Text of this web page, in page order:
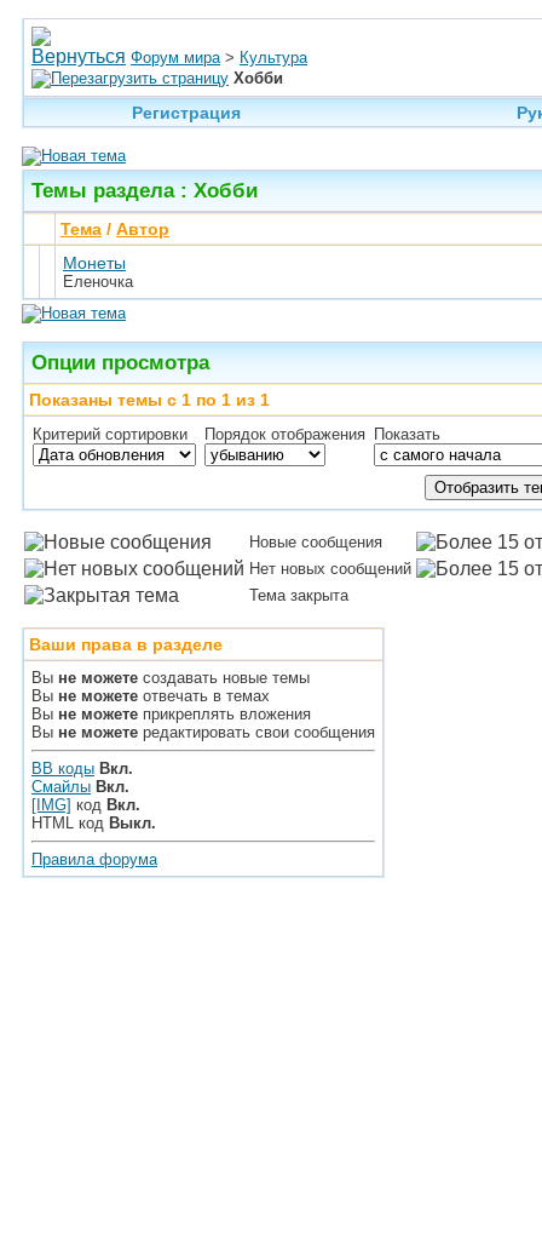
Форум мира > Культура
Хобби
Регистрация
Темы раздела: Хобби
Тема / Автор
Монеты
Еленочка
Опции просмотра
Показаны темы с 1 по 1 из 1
Критерий сортировки Порядок отображения Показать
Новые сообщения
Нет новых сообщений
Тема закрыта
Ваши права в разделе
Вы не можете создавать новые темы
Вы не можете отвечать в темах
Вы не можете прикреплять вложения
Вы не можете редактировать свои сообщения
BB коды Вкл.
Смайлы Вкл.
[IMG] код Вкл.
HTML код Выкл.
Правила форума